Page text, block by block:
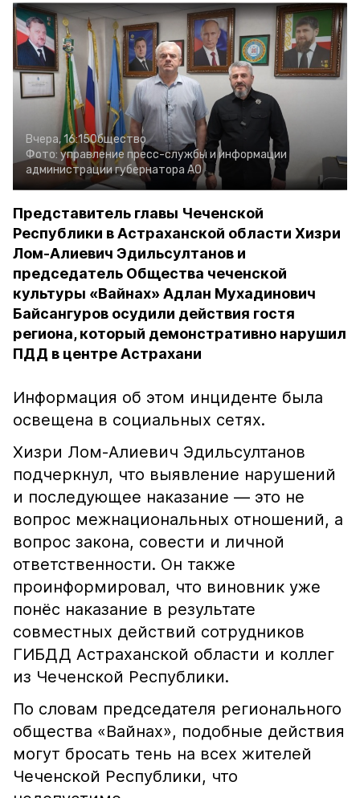
Вчера, 16:15Общество
Фото: управление пресс-службы и информации
администрации губернатора АО
Представитель главы Чеченской
Республики в Астраханской области Хизри
Лом-Алиевич Эдильсултанов и
председатель Общества чеченской
культуры «Вайнах» Адлан Мухадинович
Байсангуров осудили действия гостя
региона, который демонстративно нарушил
ПДД в центре Астрахани
Информация об этом инциденте была
освещена в социальных сетях.
Хизри Лом-Алиевич Эдильсултанов
подчеркнул, что выявление нарушений
и последующее наказание — это не
вопрос межнациональных отношений, а
вопрос закона, совести и личной
ответственности. Он также
проинформировал, что виновник уже
понёс наказание в результате
совместных действий сотрудников
ГИБДД Астраханской области и коллег
из Чеченской Республики.
По словам председателя регионального
общества «Вайнах», подобные действия
могут бросать тень на всех жителей
Чеченской Республики, что